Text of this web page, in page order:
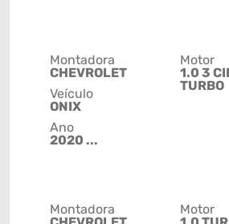
Montadora
CHEVROLET
Veículo
ONIX
Ano
2020 ...
Motor
1.0 3
TURBO
Montadora
Motor